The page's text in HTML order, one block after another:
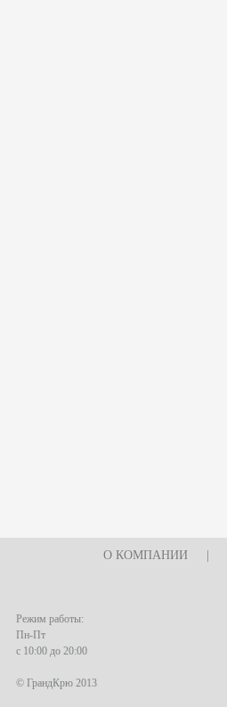
О КОМПАНИИ
Режим работы:
Пн-Пт
с 10:00 до 20:00
© ГрандКрю 2013